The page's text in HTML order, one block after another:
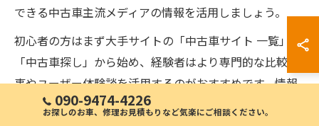
できる中古車主流メディアの情報を活用しましょう。
初心者の方はまず大手サイトの「中古車サイト 一覧」や
「中古車探し」から始め、経験者はより専門的な比較記
事やユーザー体験談を活用するのがおすすめです。情報
の見極め力を身につけ、安心して中古車選びを進めてく
090-9474-4226
お探しのお車、修理お見積もりなど気楽にご相談ください。